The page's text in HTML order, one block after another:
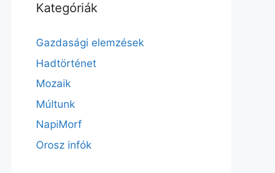
Kategóriák
Gazdasági elemzések
Hadtörténet
Mozaik
Múltunk
NapiMorf
Orosz infók